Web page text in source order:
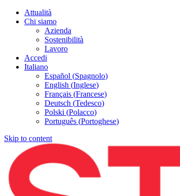
Attualità
Chi siamo
Azienda
Sostenibilità
Lavoro
Accedi
Italiano
Español (Spagnolo)
English (Inglese)
Français (Francese)
Deutsch (Tedesco)
Polski (Polacco)
Português (Portoghese)
Skip to content